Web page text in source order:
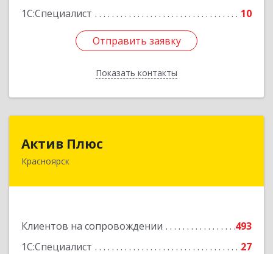
1С:Специалист
10
Отправить заявку
Показать контакты
Отправить заявку
Назад
Актив Плюс
Красноярск
Клиентов на сопровождении
493
1С:Специалист
27
660017, Красноярский край, Красноярск г,